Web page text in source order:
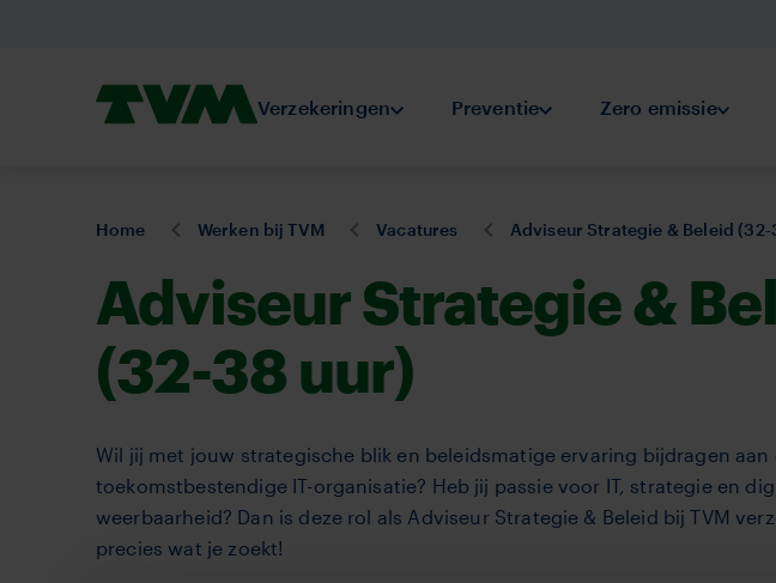
Homepage,
VerzekeringenSubmenu Verzekeringen
PreventieSubmenu Preventie
Zero emissie
U
hier:
Home Werken bij TVM Vacatures Adviseur Strategie & Beleid (32-
Adviseur Strategie &
(32-38 uur)
Wil jij met jouw strategische blik en beleidsmatige ervaring bijdragen aan
toekomstbestendige IT-organisatie? Heb jij passie voor IT, strategie en
weerbaarheid? Dan is deze rol als Adviseur Strategie & Beleid bij TVM
precies wat je zoekt!